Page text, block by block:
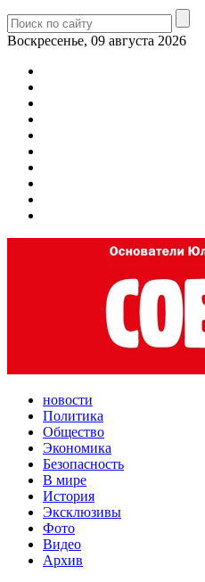
Воскресенье, 09 августа 2026
новости
Политика
Общество
Экономика
Безопасность
В мире
История
Эксклюзивы
Фото
Видео
Архив